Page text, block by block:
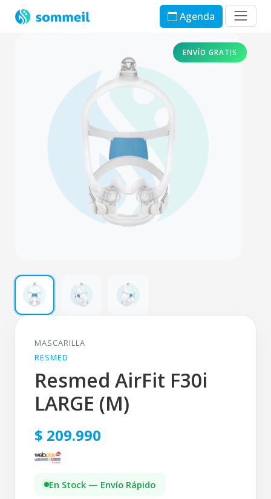
Agenda
ENVÍO GRATIS
MASCARILLA
RESMED
Resmed AirFit F30i
LARGE (M)
$ 209.990
En Stock — Envío Rápido